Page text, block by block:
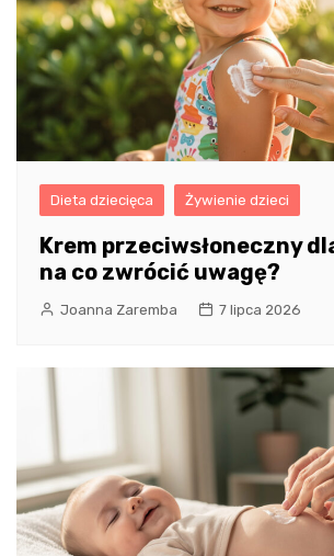
Dieta dziecięca Żywienie dzieci
Krem przeciwsłoneczny
na co zwrócić uwagę?
Joanna Zaremba 7 lipca 2026